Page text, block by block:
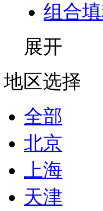
组合
展开
地区选择
全部
北京
上海
天津